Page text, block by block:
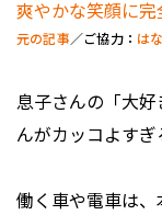
元の記事／ご協力： は
息子さんの「大
んがカッコよすぎ
働く車や電車は